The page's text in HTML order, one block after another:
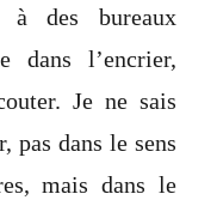
à des bureaux
dans l’encrier,
Je ne sais
pas dans le sens
mais dans le